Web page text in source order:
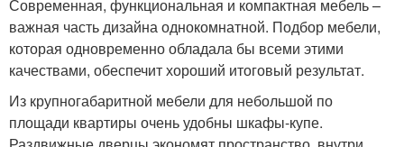
Современная, функциональная и компактная мебель –
важная часть дизайна однокомнатной. Подбор мебели,
которая одновременно обладала бы всеми этими
качествами, обеспечит хороший итоговый результат.
Из крупногабаритной мебели для небольшой по
площади квартиры очень удобны шкафы-купе.